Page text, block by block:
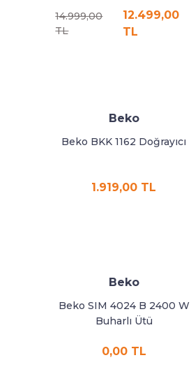
14.999,00
TL
12.499,00
TL
Beko
Beko BKK 1162 Doğrayıcı
1.919,00 TL
Beko
Beko SIM 4024 B 2400 W
Buharlı Ütü
0,00 TL